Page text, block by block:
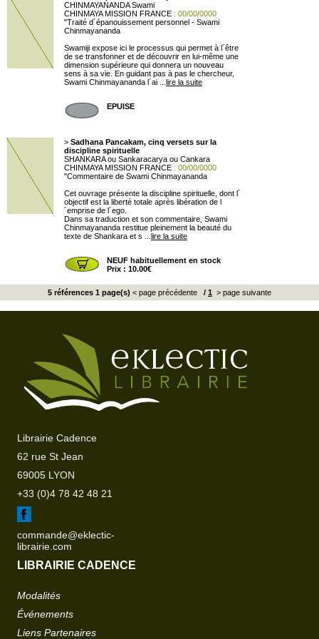
CHINMAYANANDA Swami
CHINMAYA MISSION FRANCE : 00/00/0000
"Traité d´épanouissement personnel - Swami
Chinmayananda
Swamiji expose ici le processus qui permet à l´être
de se transfonner et de découvrir en lui-même une
dimension supérieure qui donnera un nouveau
sens à sa vie. En guidant pas à pas le chercheur,
Swami Chinmayananda l´ai ... lire la suite
EPUISE
> Sadhana Pancakam, cinq versets sur la
discipline spirituelle
SHANKARA ou Sankaracarya ou Cankara
CHINMAYA MISSION FRANCE : 00/00/0000
"Commentaire de Swami Chinmayananda
Cet ouvrage présente la discipline spirituelle, dont l´
objectif est la liberté totale après libération de l
´emprise de l´ego.
Dans sa traduction et son commentaire, Swami
Chinmayananda restitue pleinement la beauté du
texte de Shankara et s ... lire la suite
NEUF habituellement en stock
Prix : 10.00€
5 références 1 page(s) < page précédente / 1 > page suivante
Librairie Cadence
62 rue St Jean
69005 LYON
+33 (0)4 78 42 48 21
commande@eklectic-
librairie.com
LIBRAIRIE CADENCE
Modalités
Événements
Liens Partenaires